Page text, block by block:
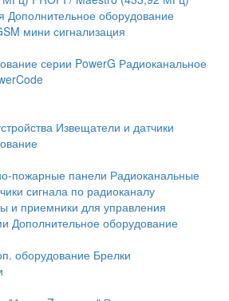
Дополнительное оборудование
мини сигнализация
серии PowerG Радиоканальное
Извещатели и датчики
пожарные панели Радиоканальные
сигнала по радиоканалу
и приемники для управления
Дополнительное оборудование
оборудование Брелки